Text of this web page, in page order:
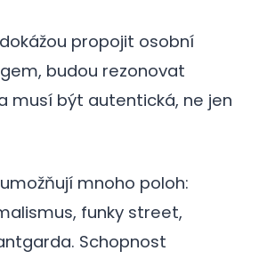
propojit osobní
budou rezonovat
musí být autentická, ne jen
mnoho poloh:
funky street,
Schopnost